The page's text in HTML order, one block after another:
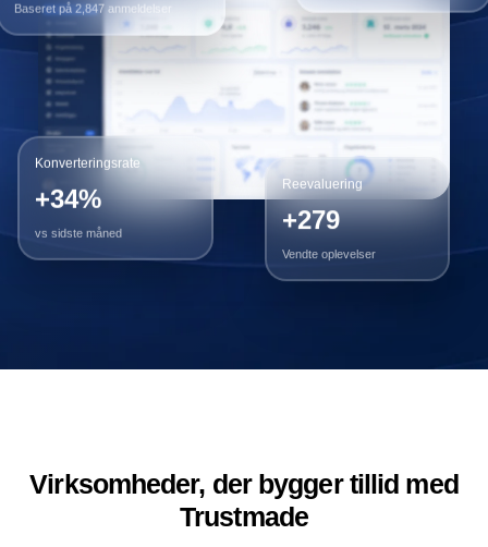
Konverteringsrate
+34%
vs sidste måned
Reevaluering
+279
Virksomheder, der bygger tillid med
Trustmade